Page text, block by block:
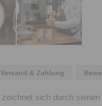
Versand & Zahlung
zeichnet sich durch